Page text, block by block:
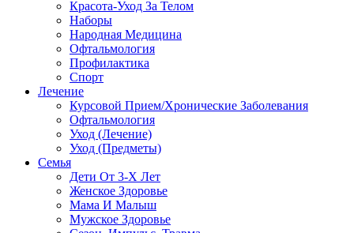
Красота-Уход За Телом
Наборы
Народная Медицина
Офтальмология
Профилактика
Спорт
Лечение
Курсовой Прием/Хронические Заболевания
Офтальмология
Уход (Лечение)
Уход (Предметы)
Семья
Дети От 3-Х Лет
Женское Здоровье
Мама И Малыш
Мужское Здоровье